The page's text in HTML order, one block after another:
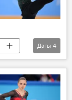
Дагы 4